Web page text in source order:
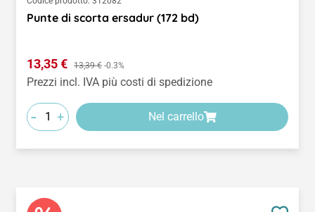
Punte di scorta ersadur (172 bd)
Prezzo di vendita:
13,35 € Prezzo normale:
13,39 € -0.3%
Prezzi incl. IVA più costi di spedizione
- + Nel carrello